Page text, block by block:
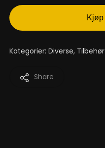
Kjøp
Kategorier: Diverse, Tilbehør
Share